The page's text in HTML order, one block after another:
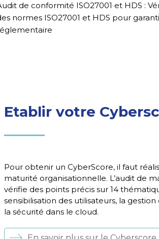
de conformité ISO27001 et HDS :
normes ISO27001 et HDS pour
Etablir votre
Pour obtenir un CyberScore, il faut
maturité organisationnelle. L’audit de
vérifie des points précis sur 14
sensibilisation des utilisateurs, la
la sécurité dans le cloud.